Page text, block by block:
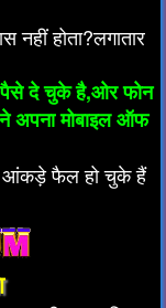
होता?लगातार
पैसे दे चुके है,ओर फोन
अपना मोबाइल ऑफ
आंकड़े फैल हो चुके हैं